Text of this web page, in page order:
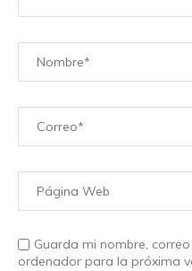
Guarda mi nombre,
ordenador para la próxima